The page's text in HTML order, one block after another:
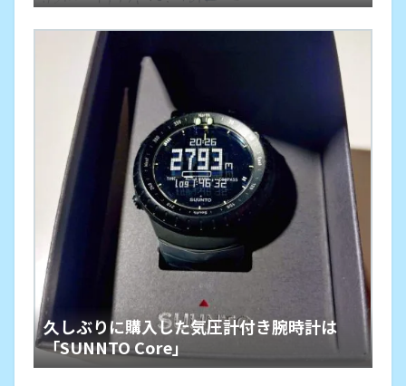
久しぶりに購入した気圧計付き腕時計は
「SUNNTO Core」